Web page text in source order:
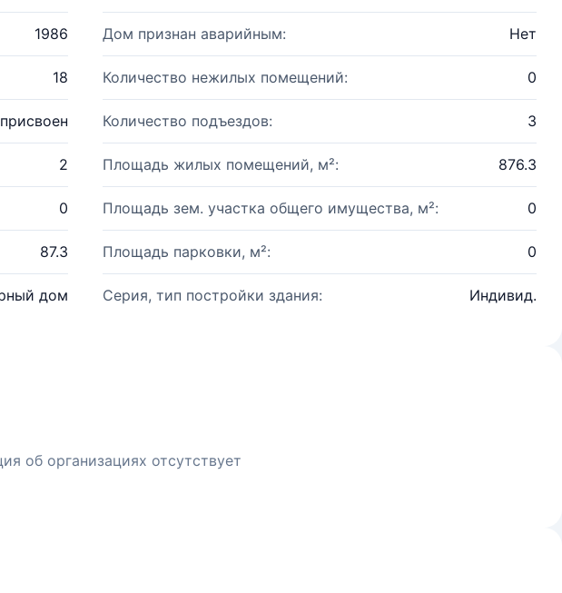
1986 Дом признан аварийным: Нет
18 Количество нежилых помещений: 0
Количество подъездов: 3
2 Площадь жилых помещений, м²: 876.3
0 Площадь зем. участка общего имущества, м²: 0
87.3 Площадь парковки, м²: 0
дом Серия, тип постройки здания: Индивид.
об организациях отсутствует